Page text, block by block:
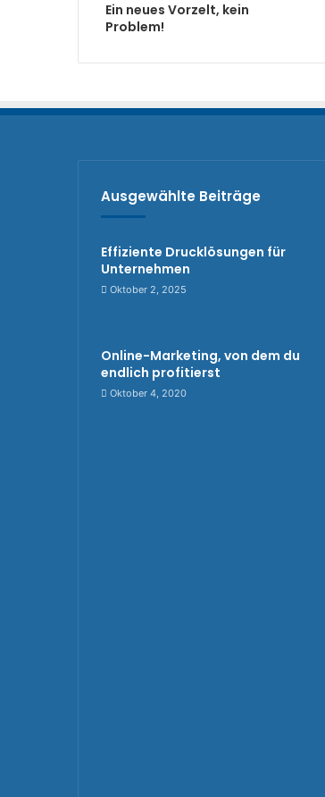
Ein neues Vorzelt, kein
Problem!
Ausgewählte Beiträge
Effiziente Drucklösungen für
Unternehmen
Oktober 2, 2025
Online-Marketing, von dem du
endlich profitierst
Oktober 4, 2020